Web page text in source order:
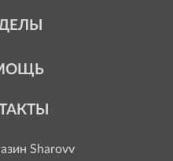
Sharovv